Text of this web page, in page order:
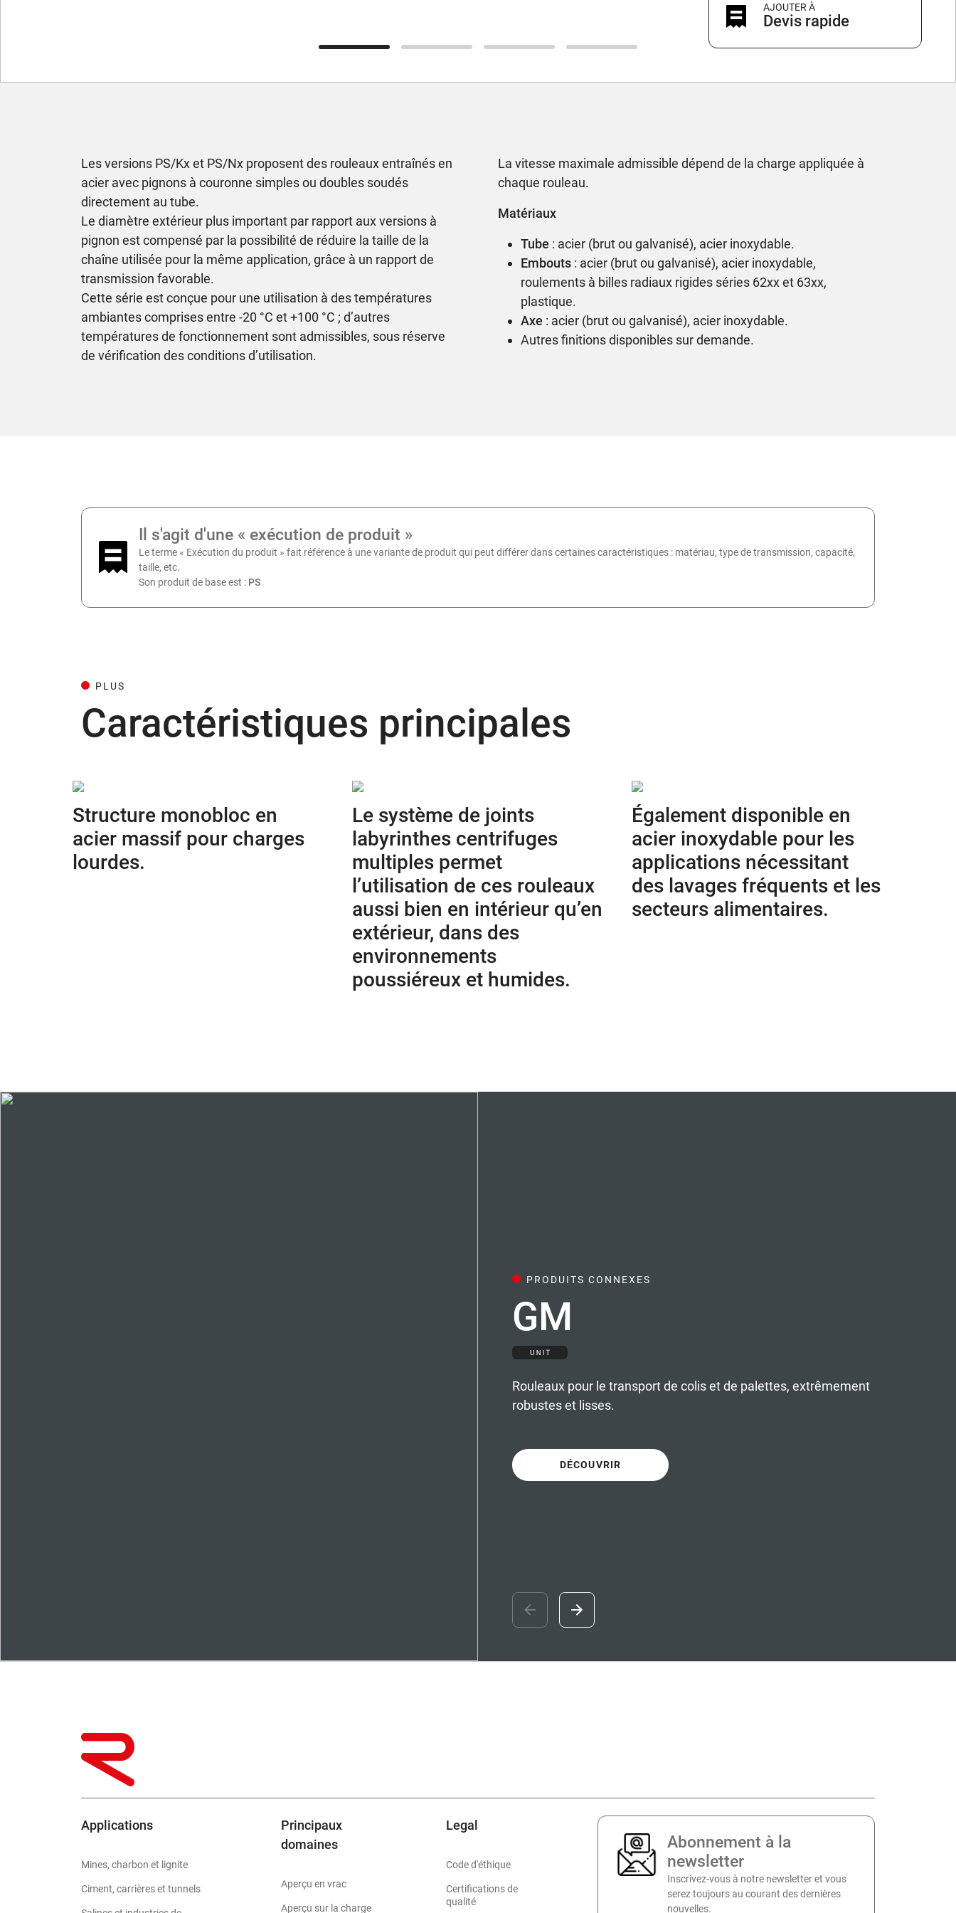
AJOUTER À
Devis rapide
Les versions PS/Kx et PS/Nx proposent des rouleaux entraînés en
acier avec pignons à couronne simples ou doubles soudés
directement au tube.
Le diamètre extérieur plus important par rapport aux versions à
pignon est compensé par la possibilité de réduire la taille de la
chaîne utilisée pour la même application, grâce à un rapport de
transmission favorable.
Cette série est conçue pour une utilisation à des températures
ambiantes comprises entre -20 °C et +100 °C ; d’autres
températures de fonctionnement sont admissibles, sous réserve
de vérification des conditions d’utilisation.
La vitesse maximale admissible dépend de la charge appliquée à
chaque rouleau.
Matériaux
Tube : acier (brut ou galvanisé), acier inoxydable.
Embouts: acier (brut ou galvanisé), acier inoxydable,
roulements à billes radiaux rigides séries 62xx et 63xx,
plastique.
Axe : acier (brut ou galvanisé), acier inoxydable.
Autres finitions disponibles sur demande.
Il s'agit d'une « exécution de produit »
Le terme « Exécution du produit » fait référence à une variante de produit qui peut différer dans certaines caractéristiques : matériau, type de transmission, capacité,
taille, etc.
Son produit de base est : PS
PLUS
Caractéristiques principales
Structure monobloc en
acier massif pour charges
lourdes.
Le système de joints
labyrinthes centrifuges
multiples permet
l’utilisation de ces rouleaux
aussi bien en intérieur qu’en
extérieur, dans des
environnements
poussiéreux et humides.
Également disponible en
acier inoxydable pour les
applications nécessitant
des lavages fréquents et les
secteurs alimentaires.
PRODUITS CONNEXES
GM
Rouleaux pour le transport de colis et de palettes, extrêmement
robustes et lisses.
DÉCOUVRIR
Applications
Mines, charbon et lignite
Ciment, carrières et tunnels
Principaux
domaines
Aperçu en vrac
Aperçu sur la charge
Legal
Code d'éthique
Certifications de
qualité
Abonnement à la
newsletter
Inscrivez-vous à notre newsletter et vous
serez toujours au courant des dernières
nouvelles.